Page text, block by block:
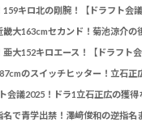
キロ北の剛腕！【ドラフト会議
大152キロエース！【ドラフト会
会議2025！ドラ1立石正広の獲得